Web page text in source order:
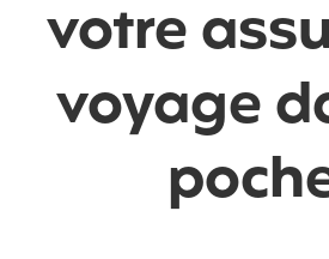
votre
voyage